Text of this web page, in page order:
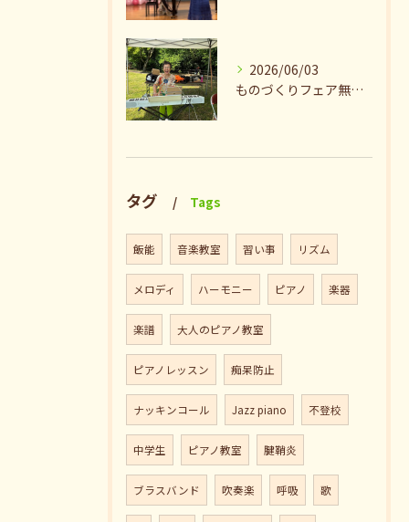
2026/06/03
ものづくりフェア無事終了♪ありがとうございました。
タグ Tags
飯能 音楽教室 習い事 リズム
メロディ ハーモニー ピアノ 楽器
楽譜 大人のピアノ教室
ピアノレッスン 痴呆防止
ナッキンコール Jazz piano 不登校
中学生 ピアノ教室 腱鞘炎
ブラスバンド 吹奏楽 呼吸 歌